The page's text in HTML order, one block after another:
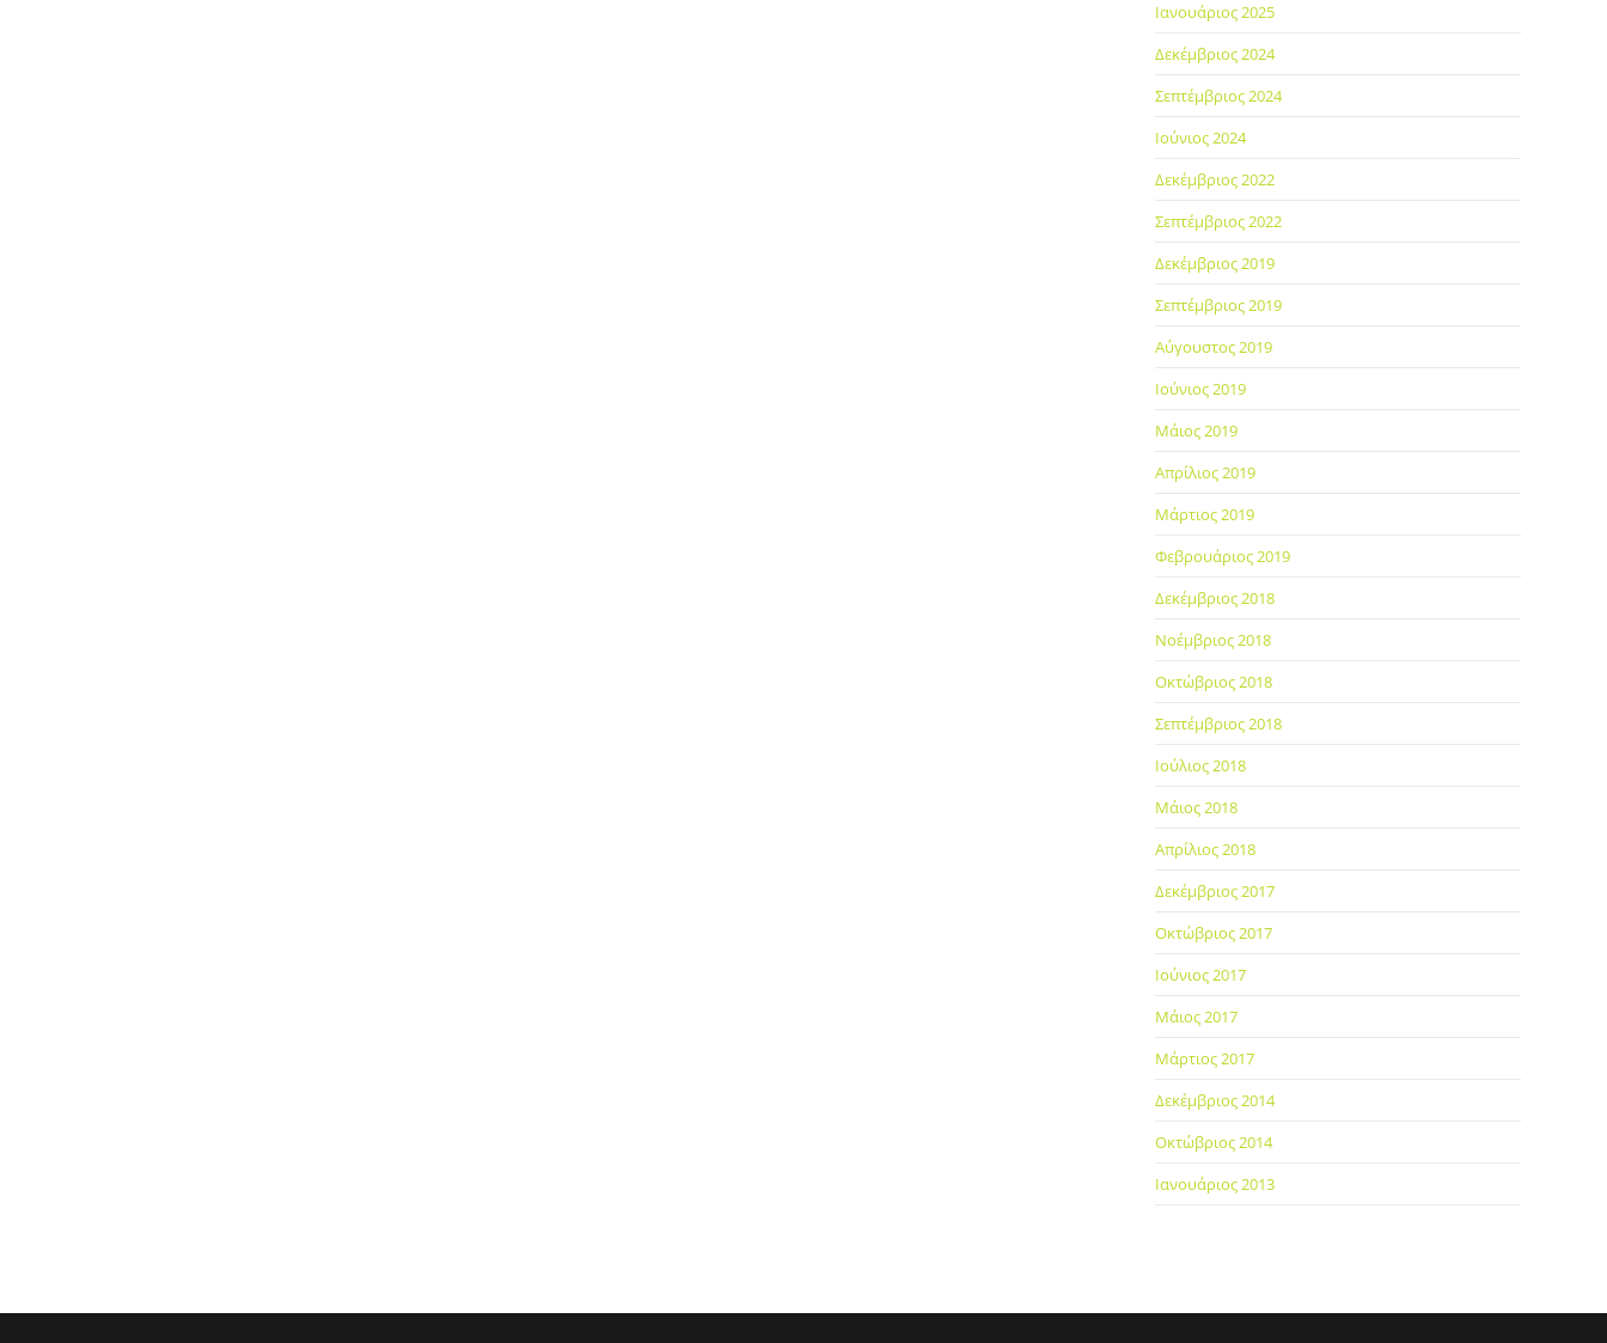
Ιανουάριος 2025
Δεκέμβριος 2024
Σεπτέμβριος 2024
Ιούνιος 2024
Δεκέμβριος 2022
Σεπτέμβριος 2022
Δεκέμβριος 2019
Σεπτέμβριος 2019
Αύγουστος 2019
Ιούνιος 2019
Μάιος 2019
Απρίλιος 2019
Μάρτιος 2019
Φεβρουάριος 2019
Δεκέμβριος 2018
Νοέμβριος 2018
Οκτώβριος 2018
Σεπτέμβριος 2018
Ιούλιος 2018
Μάιος 2018
Απρίλιος 2018
Δεκέμβριος 2017
Οκτώβριος 2017
Ιούνιος 2017
Μάιος 2017
Μάρτιος 2017
Δεκέμβριος 2014
Οκτώβριος 2014
Ιανουάριος 2013